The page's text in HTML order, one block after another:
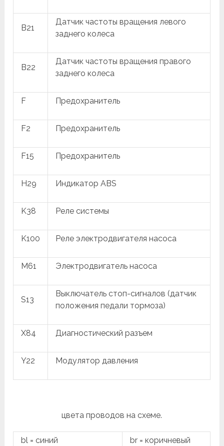
B21
Датчик частоты вращения левого
заднего колеса
B22
Датчик частоты вращения правого
заднего колеса
F Предохранитель
F2 Предохранитель
F15 Предохранитель
H29 Индикатор ABS
K38 Реле системы
K100 Реле электродвигателя насоса
M61 Электродвигатель насоса
S13
Выключатель стоп-сигналов (датчик
положения педали тормоза)
X84 Диагностический разъем
Y22 Модулятор давления
цвета проводов на схеме.
bl = синий br = коричневый